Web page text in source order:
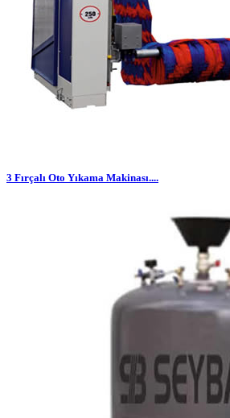
3 Fırçalı Oto Yıkama Makinası....